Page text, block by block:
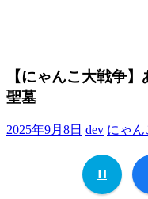
【にゃんこ大戦争
聖墓
2025年9月8日 dev にゃ
H